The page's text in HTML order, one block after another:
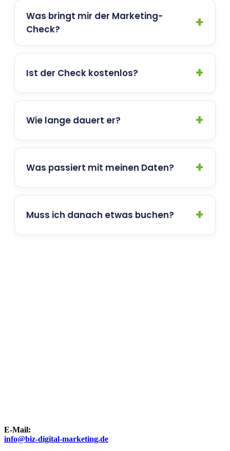
Was bringt mir der Marketing-
Check?
Ist der Check kostenlos?
Wie lange dauert er?
Was passiert mit meinen Daten?
Muss ich danach etwas buchen?
E-Mail:
info@biz-digital-marketing.de